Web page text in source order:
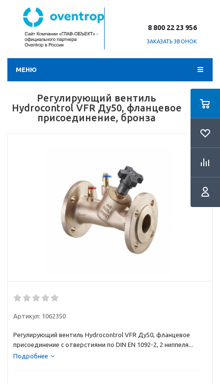
8 800 22 23 956
ЗАКАЗАТЬ ЗВОНОК
МЕНЮ
Регулирующий вентиль
Hydrocontrol VFR Ду50, фланцевое
присоединение, бронза
Артикул: 1062350
Регулирующий вентиль Hydrocontrol VFR Ду50, фланцевое
присоединение с отверстиями по DIN EN 1092-2, 2 ниппеля...
Подробнее